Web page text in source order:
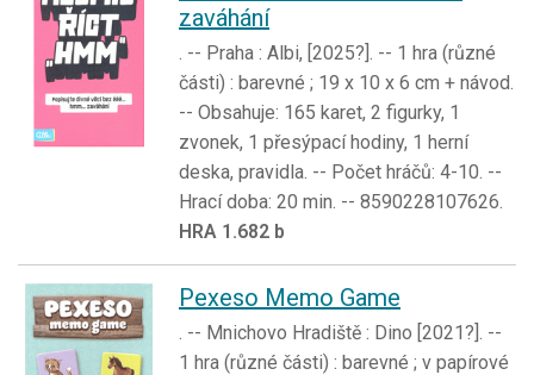
zaváhání
. -- Praha : Albi, [2025?]. -- 1 hra (různé
části) : barevné ; 19 x 10 x 6 cm + návod.
-- Obsahuje: 165 karet, 2 figurky, 1
zvonek, 1 přesýpací hodiny, 1 herní
deska, pravidla. -- Počet hráčů: 4-10. --
Hrací doba: 20 min. -- 8590228107626.
HRA 1.682 b
Pexeso Memo Game
. -- Mnichovo Hradiště : Dino [2021?]. --
1 hra (různé části) : barevné ; v papírové